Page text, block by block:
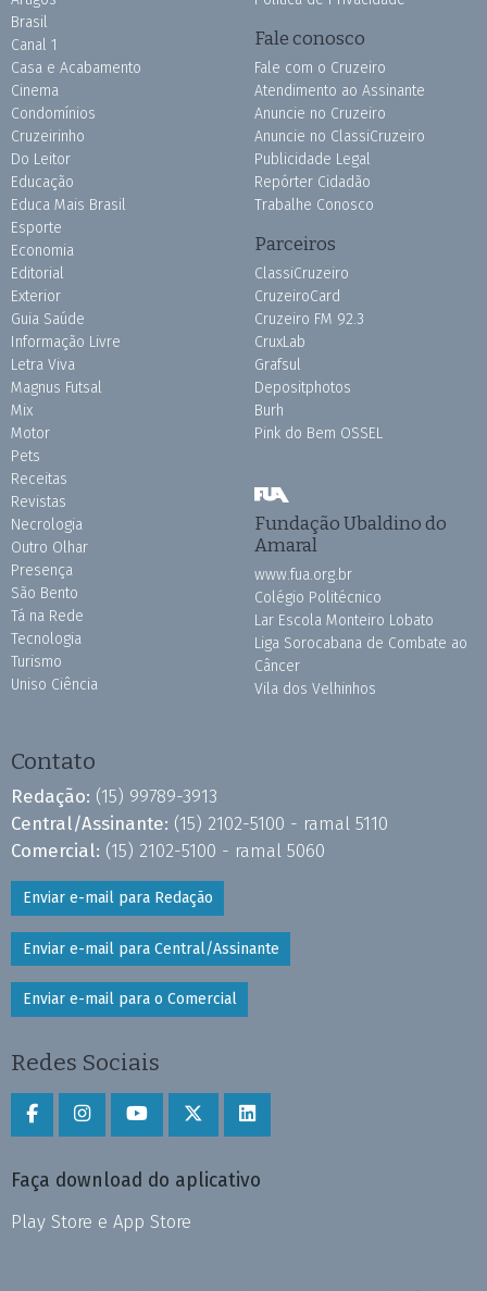
Brasil
Canal 1
Casa e Acabamento
Cinema
Condomínios
Cruzeirinho
Do Leitor
Educação
Educa Mais Brasil
Esporte
Economia
Editorial
Exterior
Guia Saúde
Informação Livre
Letra Viva
Magnus Futsal
Mix
Motor
Pets
Receitas
Revistas
Necrologia
Outro Olhar
Presença
São Bento
Tá na Rede
Tecnologia
Turismo
Uniso Ciência
Fale conosco
Fale com o Cruzeiro
Atendimento ao Assinante
Anuncie no Cruzeiro
Anuncie no ClassiCruzeiro
Publicidade Legal
Repórter Cidadão
Trabalhe Conosco
Parceiros
ClassiCruzeiro
CruzeiroCard
Cruzeiro FM 92.3
CruxLab
Grafsul
Depositphotos
Burh
Pink do Bem OSSEL
Fundação Ubaldino do
Amaral
www.fua.org.br
Colégio Politécnico
Lar Escola Monteiro Lobato
Liga Sorocabana de Combate ao
Câncer
Vila dos Velhinhos
Contato
Redação: (15) 99789-3913
Central/Assinante: (15) 2102-5100 - ramal 5110
Comercial: (15) 2102-5100 - ramal 5060
Enviar e-mail para Redação
Enviar e-mail para Central/Assinante
Enviar e-mail para o Comercial
Redes Sociais
Faça download do aplicativo
Play Store e App Store